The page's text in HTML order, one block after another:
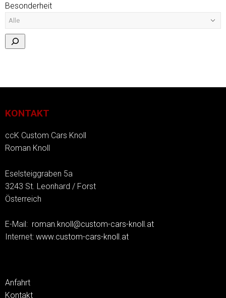
Besonderheit
KONTAKT
ccK Custom Cars Knoll
Roman Knoll
Eselsteiggraben 5a
3243 St. Leonhard / Forst
Österreich
E-Mail: roman.knoll@custom-cars-knoll.at
Internet: www.custom-cars-knoll.at
Anfahrt
Kontakt